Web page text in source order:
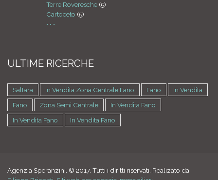
Terre Roveresche (5)
Cartoceto (5)
• • •
ULTIME RICERCHE
Saltara In Vendita Zona Centrale Fano Fano
In Vendita
Fano
Zona Semi Centrale
In Vendita Fano
In Vendita Fano
In Vendita Fano
Agenzia Speranzini, © 2017, Tutti i diritti riservati. Realizato da